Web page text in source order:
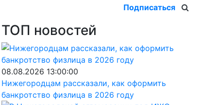
Подписаться
ТОП новостей
08.08.2026 13:00:00
Нижегородцам рассказали, как оформить
банкротство физлица в 2026 году